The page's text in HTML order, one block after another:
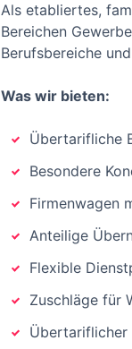
Als etabliertes,
Bereichen
Berufsbereiche
Was wir bieten:
Übertarifliche
Besondere
Firmenwagen
Anteilige
Flexible
Zuschläge für
Übertariflicher